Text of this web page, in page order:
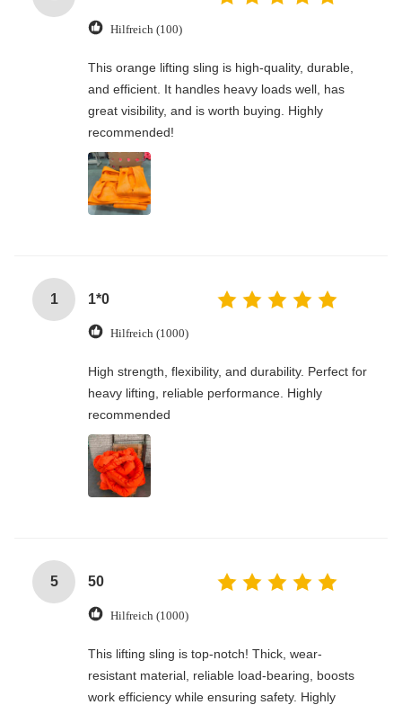
Hilfreich (100)
This orange lifting sling is high-quality, durable,
and efficient. It handles heavy loads well, has
great visibility, and is worth buying. Highly
recommended!
1 1*0
Hilfreich (1000)
High strength, flexibility, and durability. Perfect for
heavy lifting, reliable performance. Highly
recommended
5 50
Hilfreich (1000)
This lifting sling is top-notch! Thick, wear-
resistant material, reliable load-bearing, boosts
work efficiency while ensuring safety. Highly